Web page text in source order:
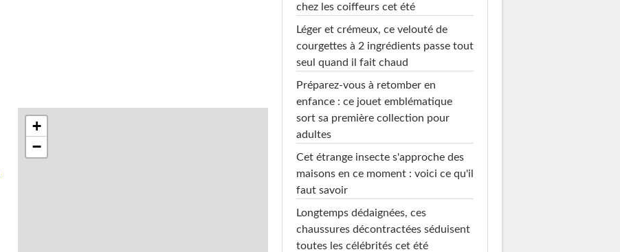
+
−
chez les coiffeurs cet été
Léger et crémeux, ce velouté de
courgettes à 2 ingrédients passe tout
seul quand il fait chaud
Préparez-vous à retomber en
enfance : ce jouet emblématique
sort sa première collection pour
adultes
Cet étrange insecte s'approche des
maisons en ce moment : voici ce qu'il
faut savoir
Longtemps dédaignées, ces
chaussures décontractées séduisent
toutes les célébrités cet été